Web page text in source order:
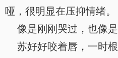
哑，很明显在压抑情绪。
像是刚刚哭过，也像是
苏好好咬着唇，一时